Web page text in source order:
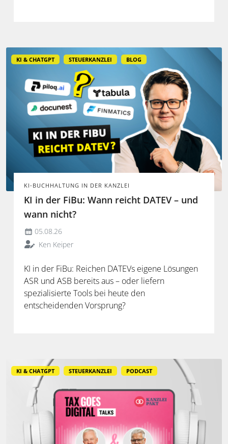
KI & CHATGPT STEUERKANZLEI BLOG
KI-BUCHHALTUNG IN DER KANZLEI
KI in der FiBu: Wann reicht DATEV – und
wann nicht?
05.08.26
Ken Keiper
KI in der FiBu: Reichen DATEVs eigene Lösungen
ASR und ASB bereits aus – oder liefern
spezialisierte Tools bei heute den
entscheidenden Vorsprung?
KI & CHATGPT STEUERKANZLEI PODCAST